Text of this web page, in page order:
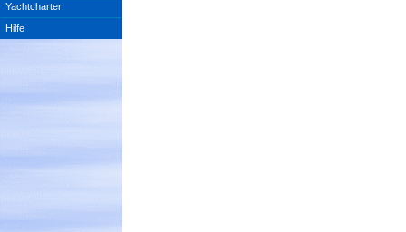
Yachtcharter
Hilfe